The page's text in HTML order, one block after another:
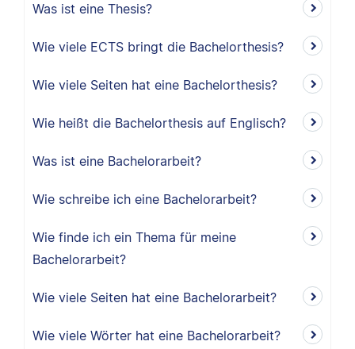
Was ist eine Thesis?
Wie viele ECTS bringt die Bachelorthesis?
Wie viele Seiten hat eine Bachelorthesis?
Wie heißt die Bachelorthesis auf Englisch?
Was ist eine Bachelorarbeit?
Wie schreibe ich eine Bachelorarbeit?
Wie finde ich ein Thema für meine
Bachelorarbeit?
Wie viele Seiten hat eine Bachelorarbeit?
Wie viele Wörter hat eine Bachelorarbeit?